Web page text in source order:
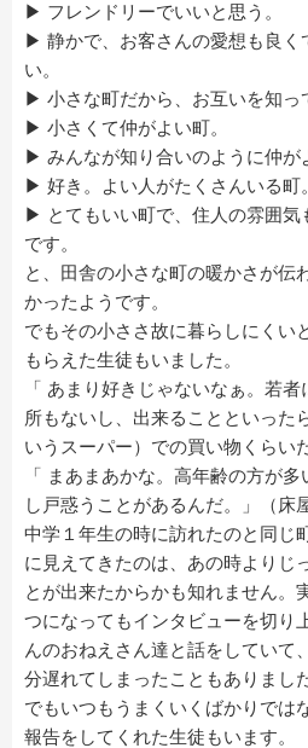
▶ フレンドリーでいいと思う。
▶ 静かで、お客さんの愛想も良く
い。
▶ 小さな町だから、お互いを知っ
▶ 小さくて仲がよい町。
▶ みんなが知り合いのように仲が
▶ 好き。よい人がたくさんいる町。
▶ とてもいい町で、住人の雰囲気
です。
と、田舎の小さな町の暖かさが伝
かったようです。
でもその小ささ故に暮らしにくい
もらえた生徒もいました。
「 あまり好きじゃないなぁ。若
所もないし、出来ることといった
いうスーパー）での買い物くらい
「 まあまあかな。高年齢の方が
し戸惑うことがあるんだ。」（床
中学１年生の時に訪れたのと同じ
に見えてきたのは、あの時よりじ
とが出来たからかも知れません。
つになってもインタビューを切り
んのおねえさん達と話をしていて
分遅れてしまったこともありました
でもいつもうまくいくばかりでは
報告をしてくれた生徒もいます。